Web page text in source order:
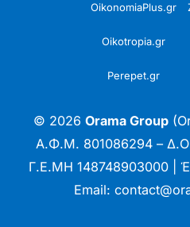
OikonomiaPlus.gr
Oikotropia.gr
Perepet.gr
© 2026 Orama Group
Α.Φ.Μ. 801086294 –
Γ.Ε.ΜΗ 148748903000 |
Email: